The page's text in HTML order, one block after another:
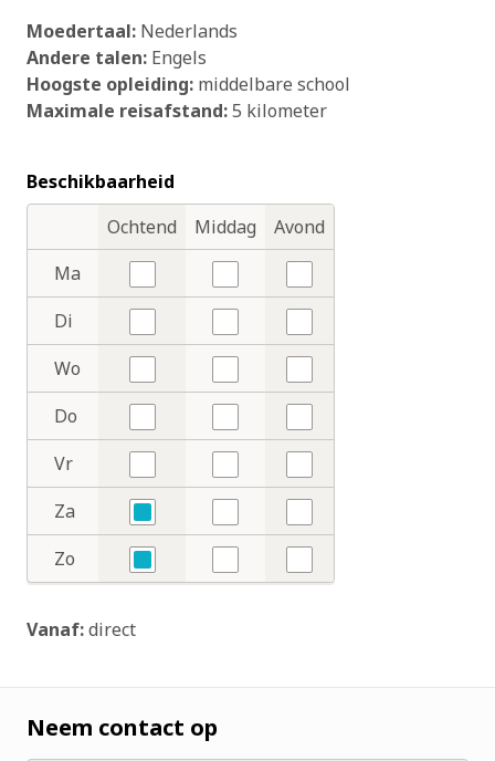
Moedertaal: Nederlands
Andere talen: Engels
Hoogste opleiding: middelbare school
Maximale reisafstand:5 kilometer
Beschikbaarheid
Dagdelen
DagenOchtend Middag
Avond
Ma
Nee
Nee
Nee
Di
Nee
Nee
Nee
Wo
Nee
Nee
Nee
Do
Nee
Nee
Nee
Vr
Nee
Nee
Nee
Za
Ja
Nee
Nee
Zo
Ja
Nee
Nee
Vanaf:direct
Neem contact op